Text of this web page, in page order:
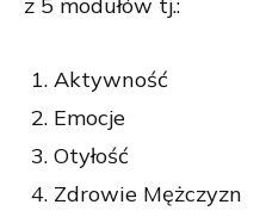
z 5 modułów tj.:
Aktywność
Emocje
Otyłość
Zdrowie Mężczyzn